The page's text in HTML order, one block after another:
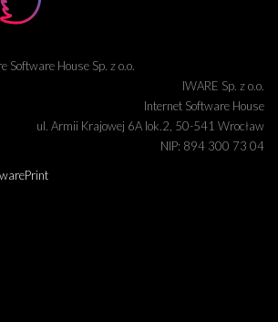
House Sp. z o.o.
IWARE Sp. z o.o.
Internet Software House
ul. Armii Krajowej 6A lok.2, 50-541 Wrocław
NIP: 894 300 73 04